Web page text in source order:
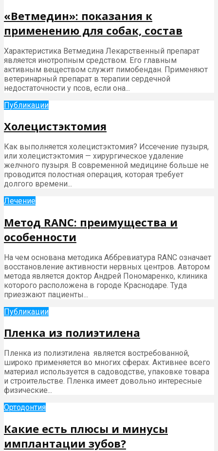
«Ветмедин»: показания к
применению для собак, состав
Характеристика Ветмедина Лекарственный препарат
является инотропным средством. Его главным
активным веществом служит пимобендан. Применяют
ветеринарный препарат в терапии сердечной
недостаточности у псов, если она...
Публикации
Холецистэктомия
Как выполняется холецистэктомия? Иссечение пузыря,
или холецистэктомия — хирургическое удаление
желчного пузыря. В современной медицине больше не
проводится полостная операция, которая требует
долгого времени...
Лечение
Метод RANC: преимущества и
особенности
На чем основана методика Аббревиатура RANC означает
восстановление активности нервных центров. Автором
метода является доктор Андрей Пономаренко, клиника
которого расположена в городе Краснодаре. Туда
приезжают пациенты...
Публикации
Пленка из полиэтилена
Пленка из полиэтилена является востребованной,
широко применяется во многих сферах. Активнее всего
материал используется в садоводстве, упаковке товара
и строительстве. Пленка имеет довольно интересные
физические...
Ортодонтия
Какие есть плюсы и минусы
имплантации зубов?